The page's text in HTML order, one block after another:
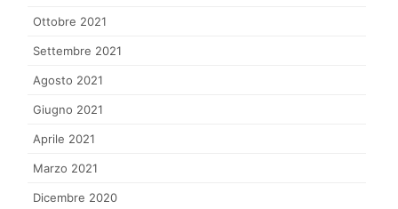
Ottobre 2021
Settembre 2021
Agosto 2021
Giugno 2021
Aprile 2021
Marzo 2021
Dicembre 2020